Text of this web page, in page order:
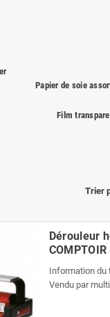
Papier de soie
Film
Trier
Dérouleur
Information du
Vendu par